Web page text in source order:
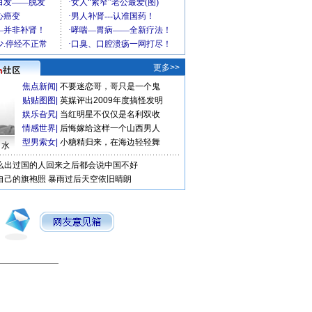
更多>>
焦点新闻 不要迷恋哥，哥只是一个鬼
贴贴图图 英媒评出2009年度搞怪发明
娱乐旮旯 当红明星不仅仅是名利双收
情感世界 后悔嫁给这样一个山西男人
型男索女 小糖精归来，在海边轻轻舞
出过国的人回来之后都会说中国不好
己的旗袍照 暴雨过后天空依旧晴朗